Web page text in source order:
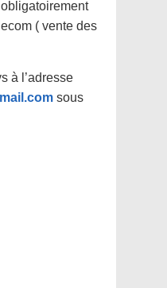
( vente des
à l’adresse
sous